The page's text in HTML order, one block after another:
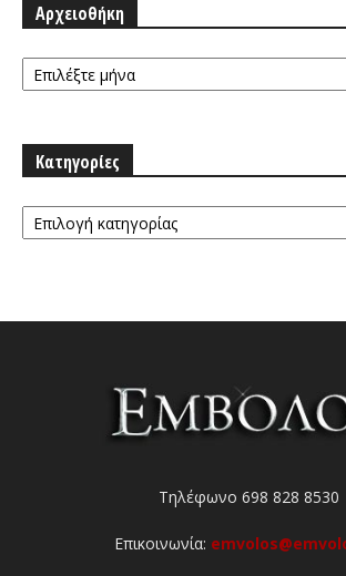
Αρχειοθήκη
Αρχειοθήκη
Κατηγορίες
Κατηγορίες
Τηλέφωνο 698 828 8530
Επικοινωνία: